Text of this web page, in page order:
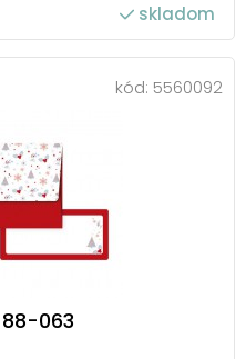
skladom
kód: 5560092
063